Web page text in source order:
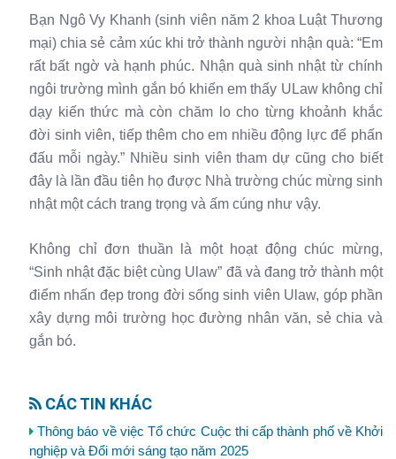
Bạn Ngô Vy Khanh (sinh viên năm 2 khoa Luật Thương
mại) chia sẻ cảm xúc khi trở thành người nhận quà: “Em
rất bất ngờ và hạnh phúc. Nhận quà sinh nhật từ chính
ngôi trường mình gắn bó khiến em thấy ULaw không chỉ
dạy kiến thức mà còn chăm lo cho từng khoảnh khắc
đời sinh viên, tiếp thêm cho em nhiều động lực để phấn
đấu mỗi ngày.” Nhiều sinh viên tham dự cũng cho biết
đây là lần đầu tiên họ được Nhà trường chúc mừng sinh
nhật một cách trang trọng và ấm cúng như vậy.
Không chỉ đơn thuần là một hoạt động chúc mừng,
“Sinh nhật đặc biệt cùng Ulaw” đã và đang trở thành một
điểm nhấn đẹp trong đời sống sinh viên Ulaw, góp phần
xây dựng môi trường học đường nhân văn, sẻ chia và
gắn bó.
CÁC TIN KHÁC
Thông báo về việc Tổ chức Cuộc thi cấp thành phố về Khởi
nghiệp và Đổi mới sáng tạo năm 2025